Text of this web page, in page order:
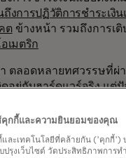
ถึงการปฏิวัติการชำระเงิ
ตข้างหน้า รวมถึงการเติ
เมตริก
ตลอดหลายทศวรรษที่ผ่
อยู่กับฮาร์ดแวร์จริง แต่ปั
ระเงินที่ขับเคลื่อนด้วยซ
ช่วยให้เจ้าของธุรกิจสา
งตนเองได้ โดยไม่จำเ
คุกกี้และความยินยอมของคุณ
และเทคโนโลยีที่คล้ายกัน ('คุกกี้')
บปรุงเว็บไซต์ วัดประสิทธิภาพการ